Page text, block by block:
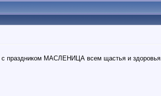
с праздником МАСЛЕНИЦА всем щастья и